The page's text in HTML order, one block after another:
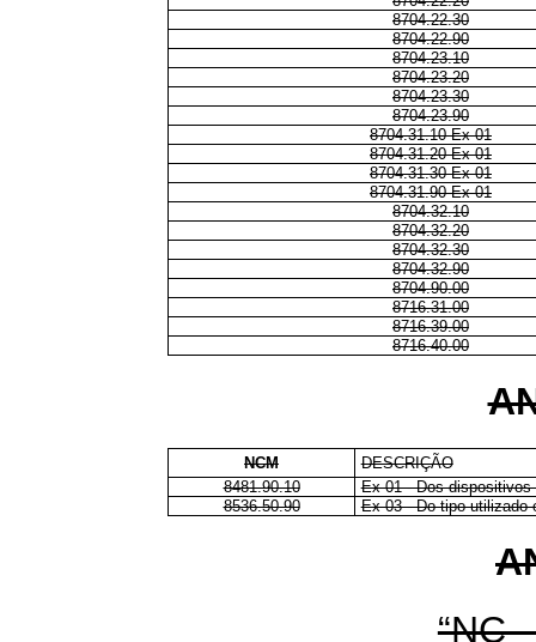
8704.22.30
8704.22.90
8704.23.10
8704.23.20
8704.23.30
8704.23.90
8704.31.10 Ex 01
8704.31.20 Ex 01
8704.31.30 Ex 01
8704.31.90 Ex 01
8704.32.10
8704.32.20
8704.32.30
8704.32.90
8704.90.00
8716.31.00
8716.39.00
8716.40.00
NCM
DESCRIÇÃO
8481.90.10
Ex 01 - Dos dispositivos
8536.50.90
Ex 03 - Do tipo utilizado
“NC